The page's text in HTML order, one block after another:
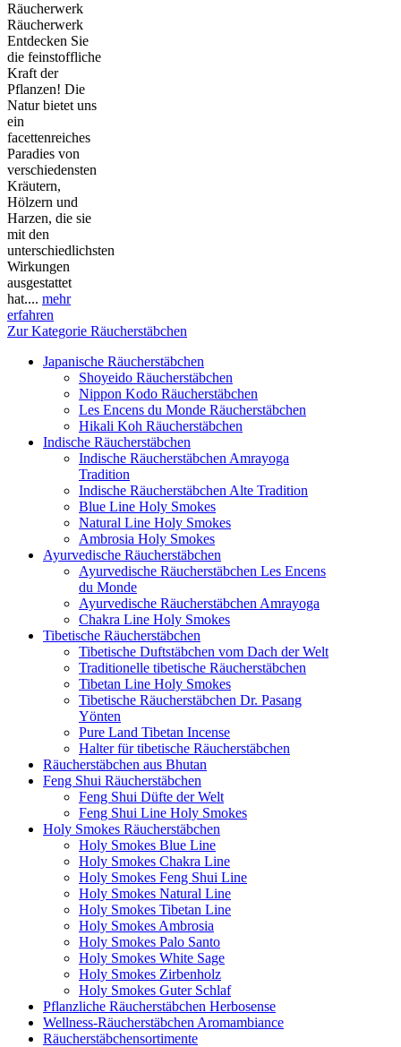
Räucherwerk
Räucherwerk
Entdecken Sie
die feinstoffliche
Kraft der
Pflanzen! Die
Natur bietet uns
ein
facettenreiches
Paradies von
verschiedensten
Kräutern,
Hölzern und
Harzen, die sie
mit den
unterschiedlichsten
Wirkungen
ausgestattet
hat.... mehr
erfahren
Zur Kategorie Räucherstäbchen
Japanische Räucherstäbchen
Shoyeido Räucherstäbchen
Nippon Kodo Räucherstäbchen
Les Encens du Monde Räucherstäbchen
Hikali Koh Räucherstäbchen
Indische Räucherstäbchen
Indische Räucherstäbchen Amrayoga
Tradition
Indische Räucherstäbchen Alte Tradition
Blue Line Holy Smokes
Natural Line Holy Smokes
Ambrosia Holy Smokes
Ayurvedische Räucherstäbchen
Ayurvedische Räucherstäbchen Les Encens
du Monde
Ayurvedische Räucherstäbchen Amrayoga
Chakra Line Holy Smokes
Tibetische Räucherstäbchen
Tibetische Duftstäbchen vom Dach der Welt
Traditionelle tibetische Räucherstäbchen
Tibetan Line Holy Smokes
Tibetische Räucherstäbchen Dr. Pasang
Yönten
Pure Land Tibetan Incense
Halter für tibetische Räucherstäbchen
Räucherstäbchen aus Bhutan
Feng Shui Räucherstäbchen
Feng Shui Düfte der Welt
Feng Shui Line Holy Smokes
Holy Smokes Räucherstäbchen
Holy Smokes Blue Line
Holy Smokes Chakra Line
Holy Smokes Feng Shui Line
Holy Smokes Natural Line
Holy Smokes Tibetan Line
Holy Smokes Ambrosia
Holy Smokes Palo Santo
Holy Smokes White Sage
Holy Smokes Zirbenholz
Holy Smokes Guter Schlaf
Pflanzliche Räucherstäbchen Herbosense
Wellness-Räucherstäbchen Aromambiance
Räucherstäbchensortimente